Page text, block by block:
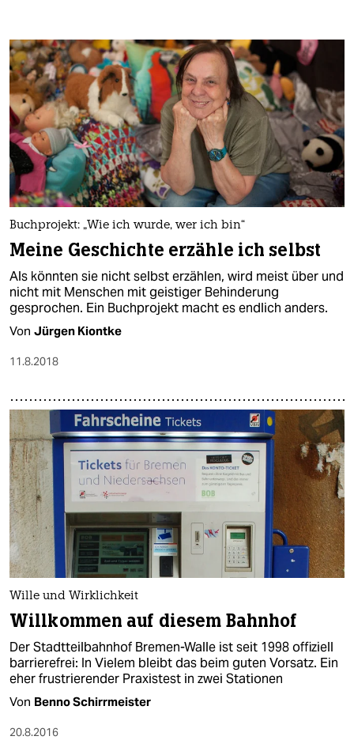
Buchprojekt: „Wie ich wurde, wer ich bin“
Meine Geschichte erzähle ich selbst
Als könnten sie nicht selbst erzählen, wird meist über und
nicht mit Menschen mit geistiger Behinderung
gesprochen. Ein Buchprojekt macht es endlich anders.
Von Jürgen Kiontke
11.8.2018
Wille und Wirklichkeit
Willkommen auf diesem Bahnhof
Der Stadtteilbahnhof Bremen-Walle ist seit 1998 offiziell
barrierefrei: In Vielem bleibt das beim guten Vorsatz. Ein
eher frustrierender Praxistest in zwei Stationen
Von Benno Schirrmeister
20.8.2016